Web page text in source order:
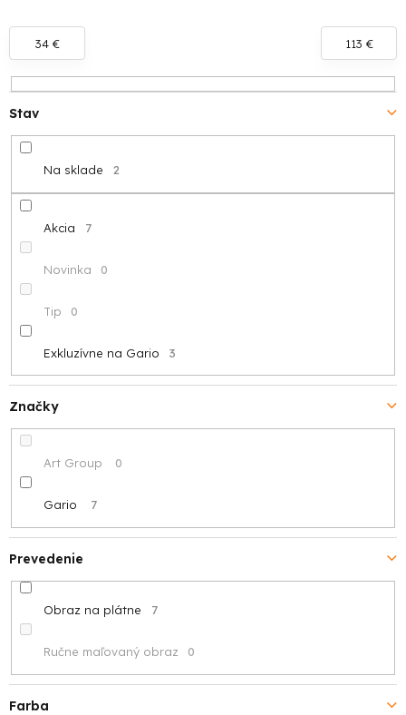
r
o
d
u
k
o
v
34€ 113 €
Stav
Na sklade 2
Akcia 7
Novinka 0
Tip 0
Exkluzívne na Gario 3
Značky
Art Group 0
Gario 7
Prevedenie
Obraz na plátne 7
Ručne maľovaný obraz 0
Farba